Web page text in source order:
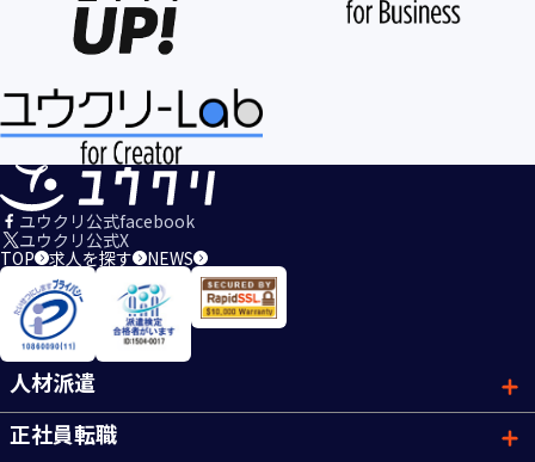
ユウクリ公式facebook
ユウクリ公式X
TOP 求人を探す NEWS
人材派遣
正社員転職